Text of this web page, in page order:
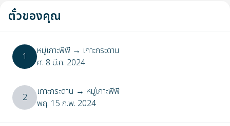
ตั๋วของคุณ
1 หมู่เกาะพีพี → เกาะกระดาน
ศ. 8 มี.ค. 2024
2 เกาะกระดาน → หมู่เกาะพีพี
พฤ. 15 ก.พ. 2024